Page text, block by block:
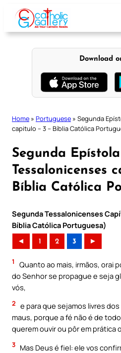
content
Download
Home » Portuguese » Segunda
capitulo – 3 – Bíblia Católica
Segunda
Tessalonicenses
Bíblia Católica
Segunda Tessalonicenses
Bíblia Católica Portuguesa)
◄ 1 2 3 ►
1
Quanto ao mais, irmãos, orai
do Senhor se propague e seja
vós,
2 e para que sejamos livres
maus, porque a fé não é de
querem ouvir ou pôr em prática
3 Mas Deus é fiel: ele vos